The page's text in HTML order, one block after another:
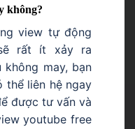
không?
view tự động
rất ít xảy ra
may, bạn
thể liên hệ ngay
được tư vấn và
youtube free